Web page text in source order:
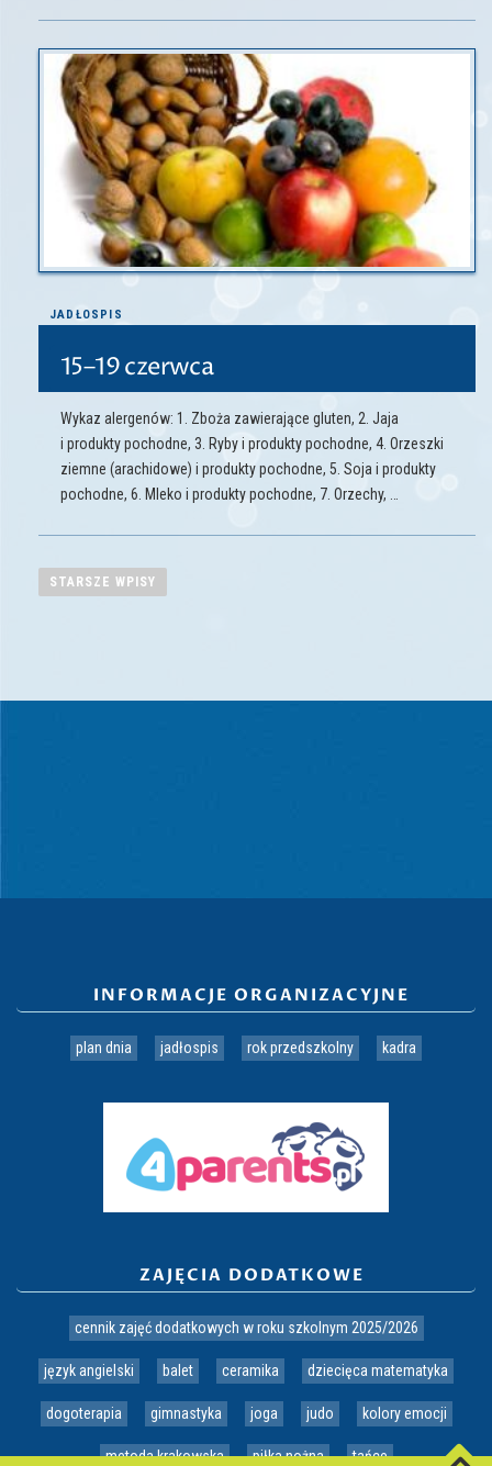
JADŁOSPIS
15–19 czerwca
Wykaz alergenów: 1. Zboża zawierające gluten, 2. Jaja
i produkty pochodne, 3. Ryby i produkty pochodne, 4. Orzeszki
ziemne (arachidowe) i produkty pochodne, 5. Soja i produkty
pochodne, 6. Mleko i produkty pochodne, 7. Orzechy, …
a
w
p
c
STARSZE WPISY
INFORMACJE ORGANIZACYJNE
plan dnia jadłospis rok przedszkolny kadra
ZAJĘCIA DODATKOWE
cennik zajęć dodatkowych w roku szkolnym 2025/2026
język angielski balet ceramika dziecięca matematyka
dogoterapia gimnastyka joga judo kolory emocji
metoda krakowska piłka nożna tańce